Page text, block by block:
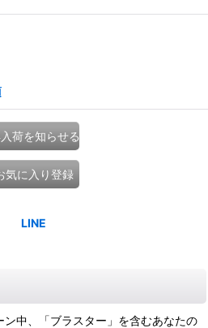
荷を知らせる
気に入り登録
ン中、「ブラスター」を含むあなたの